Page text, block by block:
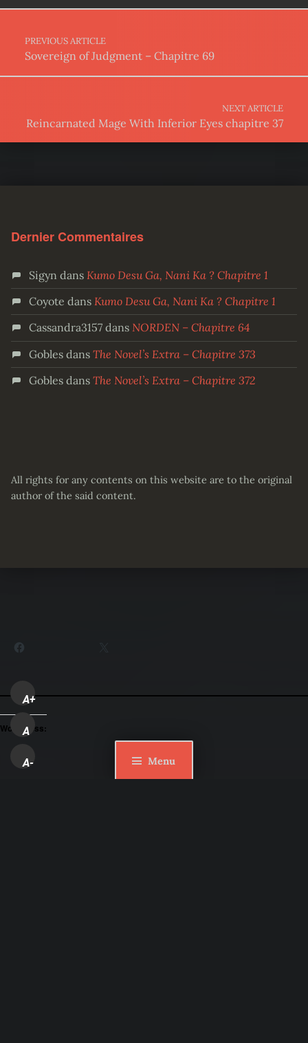
Menu
Post navigation
PREVIOUS ARTICLE
Sovereign of Judgment – Chapitre 69
NEXT ARTICLE
Reincarnated Mage With Inferior Eyes chapitre 37
Dernier Commentaires
Sigyn dans Kumo Desu Ga, Nani Ka ? Chapitre 1
Coyote dans Kumo Desu Ga, Nani Ka ? Chapitre 1
Cassandra3157dans NORDEN – Chapitre 64
Goblesdans The Novel’s Extra – Chapitre 373
Goblesdans The Novel’s Extra – Chapitre 372
All rights for any contents on this website are to the original
author of the said content.
A+
A
A-
WordPress: